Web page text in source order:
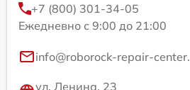
+7 (800) 301-34-05
Ежедневно с 9:00 до 21:00
info@roborock-repair-
ул. Ленина, 23